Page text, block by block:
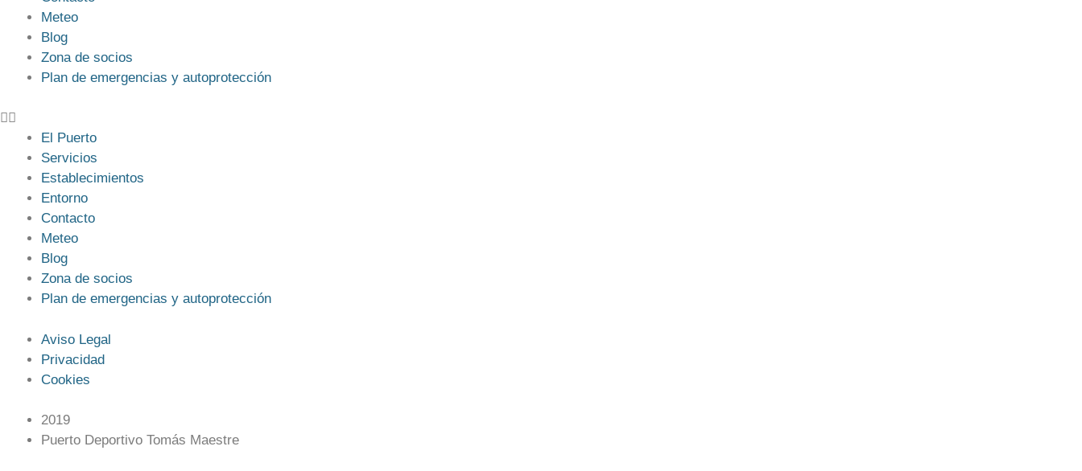
Meteo
Blog
Zona de socios
Plan de emergencias y autoprotección
El Puerto
Servicios
Establecimientos
Entorno
Contacto
Meteo
Blog
Zona de socios
Plan de emergencias y autoprotección
Aviso Legal
Privacidad
Cookies
2019
Puerto Deportivo Tomás Maestre